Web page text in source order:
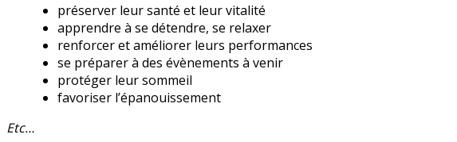
préserver leur santé et leur vitalité
apprendre à se détendre, se relaxer
renforcer et améliorer leurs performances
se préparer à des évènements à venir
protéger leur sommeil
favoriser l’épanouissement
Etc…